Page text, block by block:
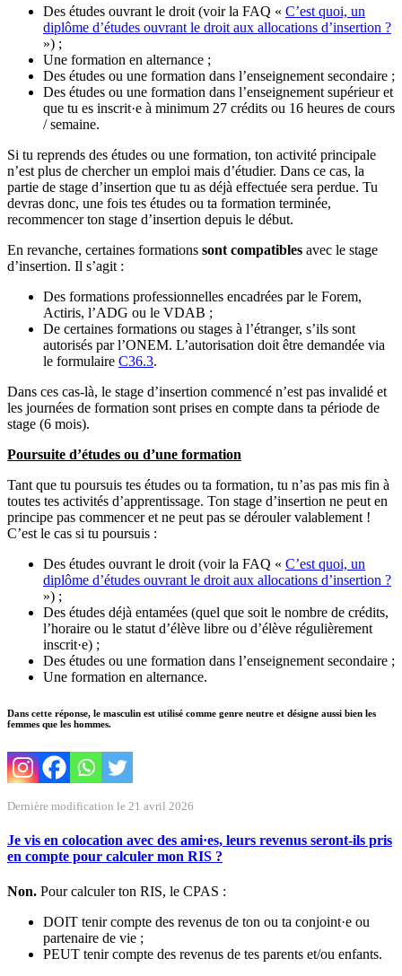
Des études ouvrant le droit (voir la FAQ « C’est quoi, un
diplôme d’études ouvrant le droit aux allocations d’insertion ?
») ;
Une formation en alternance ;
Des études ou une formation dans l’enseignement secondaire ;
Des études ou une formation dans l’enseignement supérieur et
que tu es inscrit·e à minimum 27 crédits ou 16 heures de cours
/ semaine.
Si tu reprends des études ou une formation, ton activité principale
n’est plus de chercher un emploi mais d’étudier. Dans ce cas, la
partie de stage d’insertion que tu as déjà effectuée sera perdue. Tu
devras donc, une fois tes études ou ta formation terminée,
recommencer ton stage d’insertion depuis le début.
En revanche, certaines formations sont compatibles avec le stage
d’insertion. Il s’agit :
Des formations professionnelles encadrées par le Forem,
Actiris, l’ADG ou le VDAB ;
De certaines formations ou stages à l’étranger, s’ils sont
autorisés par l’ONEM. L’autorisation doit être demandée via
le formulaire C36.3.
Dans ces cas-là, le stage d’insertion commencé n’est pas invalidé et
les journées de formation sont prises en compte dans ta période de
stage (6 mois).
Poursuite d’études ou d’une formation
Tant que tu poursuis tes études ou ta formation, tu n’as pas mis fin à
toutes tes activités d’apprentissage. Ton stage d’insertion ne peut en
principe pas commencer et ne peut pas se dérouler valablement !
C’est le cas si tu poursuis :
Des études ouvrant le droit (voir la FAQ « C’est quoi, un
diplôme d’études ouvrant le droit aux allocations d’insertion ?
») ;
Des études déjà entamées (quel que soit le nombre de crédits,
l’horaire ou le statut d’élève libre ou d’élève régulièrement
inscrit·e) ;
Des études ou une formation dans l’enseignement secondaire ;
Une formation en alternance.
Dans cette réponse, le masculin est utilisé comme genre neutre et désigne aussi bien les
femmes que les hommes.
Dernière modification le 21 avril 2026
Je vis en colocation avec des ami·es, leurs revenus seront-ils pris
en compte pour calculer mon RIS ?
Non. Pour calculer ton RIS, le CPAS :
DOIT tenir compte des revenus de ton ou ta conjoint·e ou
partenaire de vie ;
PEUT tenir compte des revenus de tes parents et/ou enfants.